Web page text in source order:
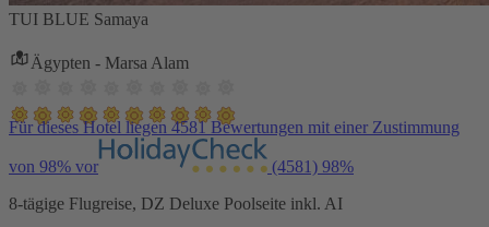
TUI BLUE Samaya
Ägypten - Marsa Alam
Für dieses Hotel liegen 4581 Bewertungen mit einer Zustimmung
von 98% vor (4581) 98%
8-tägige Flugreise, DZ Deluxe Poolseite inkl. AI